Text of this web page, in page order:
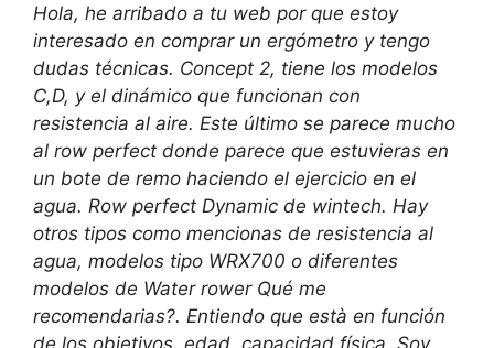
Hola, he arribado a tu web por que estoy
interesado en comprar un ergómetro y tengo
dudas técnicas. Concept 2, tiene los modelos
C,D, y el dinámico que funcionan con
resistencia al aire. Este último se parece mucho
al row perfect donde parece que estuvieras en
un bote de remo haciendo el ejercicio en el
agua. Row perfect Dynamic de wintech. Hay
otros tipos como mencionas de resistencia al
agua, modelos tipo WRX700 o diferentes
modelos de Water rower Qué me
recomendarias?. Entiendo que està en función
de los objetivos, edad, capacidad física. Soy